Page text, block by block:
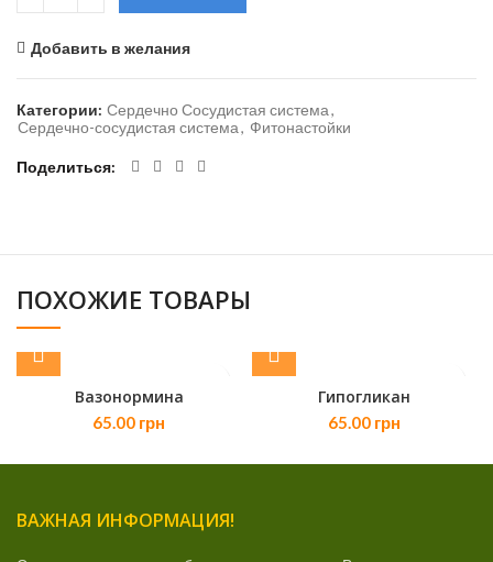
Добавить в желания
Категории: Сердечно Сосудистая система,
Сердечно-сосудистая система, Фитонастойки
Поделиться
ПОХОЖИЕ ТОВАРЫ
Вазонормина
65.00 грн
Гипогликан
65.00 грн
ВАЖНАЯ ИНФОРМАЦИЯ!